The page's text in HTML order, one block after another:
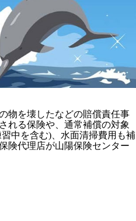
物を壊したなどの賠償責任事
れる保険や、通常補償の対象
中を含む)、水面清掃費用も補
険代理店が山陽保険センター